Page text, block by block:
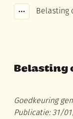
Toon alleBelasting
Belasting
Goedkeuring
Publicatie: 31/